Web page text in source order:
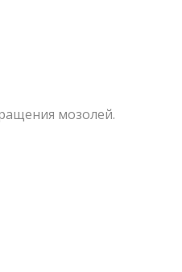
мозолей.